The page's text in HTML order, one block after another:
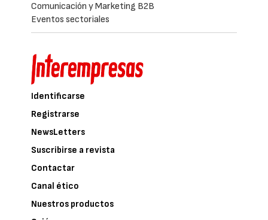
Comunicación y Marketing B2B
Eventos sectoriales
Identificarse
Registrarse
NewsLetters
Suscribirse a revista
Contactar
Canal ético
Nuestros productos